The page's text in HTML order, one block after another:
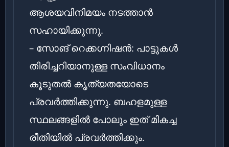
ആശയവിനിമയം നടത്താൻ
സഹായിക്കുന്നു.
– സോങ് റെക്കഗ്നിഷൻ: പാട്ടുകൾ
തിരിച്ചറിയാനുള്ള സംവിധാനം
കൂടുതൽ കൃത്യതയോടെ
പ്രവർത്തിക്കുന്നു. ബഹളമുള്ള
സ്ഥലങ്ങളിൽ പോലും ഇത് മികച്ച
രീതിയിൽ പ്രവർത്തിക്കും.